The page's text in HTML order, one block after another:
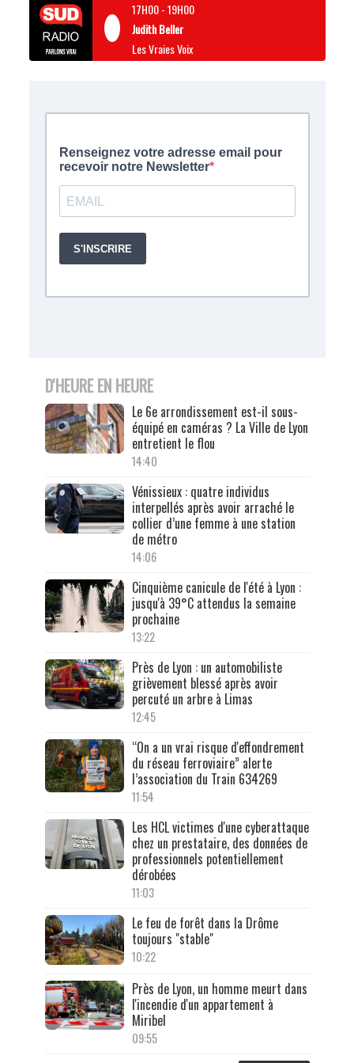
17H00-19H00
Judith Beller
Les Vraies Voix
D'HEURE EN HEURE
Le 6e arrondissement est-il sous-
équipé en caméras ? La Ville de Lyon
entretient le flou
14:40
Vénissieux : quatre individus
interpellés après avoir arraché le
collier d’une femme à une station
de métro
14:06
Cinquième canicule de l'été à Lyon :
jusqu'à 39°C attendus la semaine
prochaine
13:22
Près de Lyon : un automobiliste
grièvement blessé après avoir
percuté un arbre à Limas
12:45
“On a un vrai risque d'effondrement
du réseau ferroviaire” alerte
l’association du Train 634269
11:54
Les HCL victimes d'une cyberattaque
chez un prestataire, des données de
professionnels potentiellement
dérobées
11:03
Le feu de forêt dans la Drôme
toujours "stable"
10:22
Près de Lyon, un homme meurt dans
l'incendie d'un appartement à
Miribel
09:55